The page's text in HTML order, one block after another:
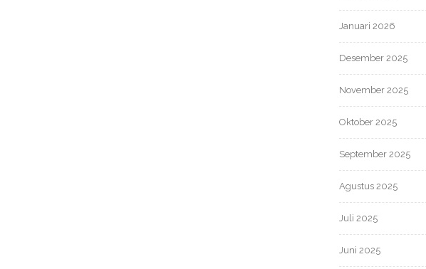
Januari 2026
Desember 2025
November 2025
Oktober 2025
September 2025
Agustus 2025
Juli 2025
Juni 2025